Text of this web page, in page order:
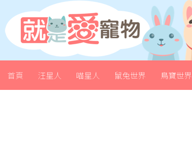
首頁 汪星人 喵星人 鼠兔世界 鳥寶世界